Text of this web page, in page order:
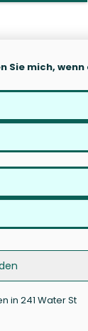
mich, wenn
in 241 Water St